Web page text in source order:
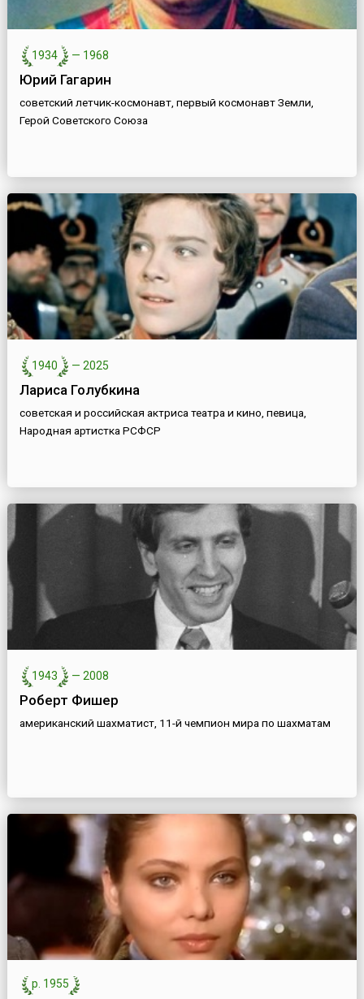
1934 — 1968
Юрий Гагарин
советский летчик-космонавт, первый космонавт Земли,
Герой Советского Союза
1940 — 2025
Лариса Голубкина
советская и российская актриса театра и кино, певица,
Народная артистка РСФСР
1943 — 2008
Роберт Фишер
американский шахматист, 11-й чемпион мира по шахматам
р. 1955